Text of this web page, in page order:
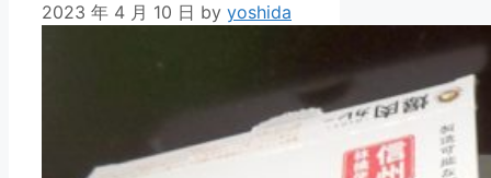
2023 年 4 月 10 日 by yoshida